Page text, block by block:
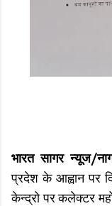
भारत सागर न्यूज/
प्रदेश के आह्वान पर
केन्द्रो पर कलेक्टर